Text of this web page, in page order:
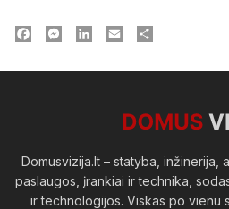
FacebookMessengerLinkedInEmail
Domusvizija.lt – statyba, inžinerija,
paslaugos, įrankiai ir technika,
ir technologijos. Viskas po vienu